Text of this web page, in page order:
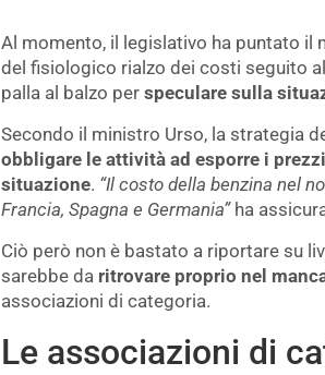
Al momento, il legislativo ha puntato il
del fisiologico rialzo dei costi seguito
palla al balzo per speculare sulla
Secondo il ministro Urso, la strategia
obbligare le attività ad esporre i
situazione. “Il costo della benzina nel
Francia, Spagna e Germania”ha
Ciò però non è bastato a riportare su
sarebbe da ritrovare proprio nel
associazioni di categoria.
Le associazioni di